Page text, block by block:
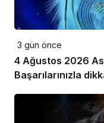
3 gün önce
4 Ağustos 2026
Başarılarınızla